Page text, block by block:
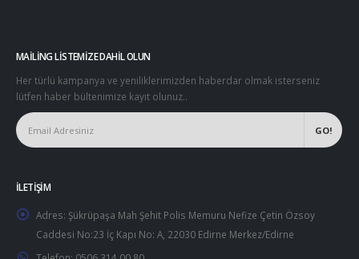
MAILING LISTEMIZE DAHIL OLUN
Her türlü kampanya ve yeniliklerimizden haberdar olmak isterseniz
lütfen haber bültenimize kayıt olunuz..
İLETIŞIM
Adres: Şükrüpaşa Mah Şehit Polis Memuru Nefize Çetin Özsoy
Caddesi No:23 İç Kapı No: A, 22030 Edirne Merkez/Edirne